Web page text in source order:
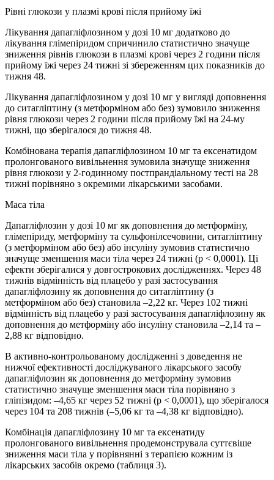
Рівні глюкози у плазмі крові після прийому їжі
Лікування дапагліфлозином у дозі 10 мг додатково до
лікування глімепіридом спричинило статистично значуще
зниження рівнів глюкози в плазмі крові через 2 години після
прийому їжі через 24 тижні зі збереженням цих показників до
тижня 48.
Лікування дапагліфлозином у дозі 10 мг у вигляді доповнення
до ситагліптину (з метформіном або без) зумовило зниження
рівня глюкози через 2 години після прийому їжі на 24-му
тижні, що зберігалося до тижня 48.
Комбінована терапія дапагліфлозином 10 мг та ексенатидом
пролонгованого вивільнення зумовила значуще зниження
рівня глюкози у 2-годинному постпрандіальному тесті на 28
тижні порівняно з окремими лікарськими засобами.
Маса тіла
Дапагліфлозин у дозі 10 мг як доповнення до метформіну,
глімепіриду, метформіну та сульфонілсечовини, ситагліптину
(з метформіном або без) або інсуліну зумовив статистично
значуще зменшення маси тіла через 24 тижні (p < 0,0001). Ці
ефекти зберігалися у довгострокових дослідженнях. Через 48
тижнів відмінність від плацебо у разі застосування
дапагліфлозину як доповнення до ситагліптину (з
метформіном або без) становила –2,22 кг. Через 102 тижні
відмінність від плацебо у разі застосування дапагліфлозину як
доповнення до метформіну або інсуліну становила –2,14 та –
2,88 кг відповідно.
В активно-контрольованому дослідженні з доведення не
нижчої ефективності досліджуваного лікарського засобу
дапагліфлозин як доповнення до метформіну зумовив
статистично значуще зменшення маси тіла порівняно з
гліпізидом: –4,65 кг через 52 тижні (p < 0,0001), що зберігалося
через 104 та 208 тижнів (–5,06 кг та –4,38 кг відповідно).
Комбінація дапагліфлозину 10 мг та ексенатиду
пролонгованого вивільнення продемонструвала суттєвіше
зниження маси тіла у порівнянні з терапією кожним із
лікарських засобів окремо (таблиця 3).